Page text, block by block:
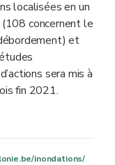
localisées en un
(108 concernent le
et
sera mis à
fin 2021.
inondations/